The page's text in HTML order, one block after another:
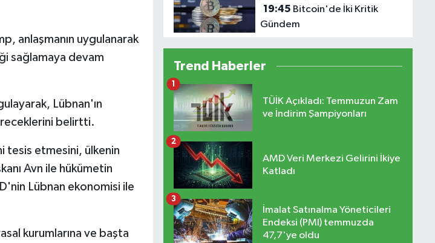
anlaşmanın uygulanarak
sağlamaya devam
Lübnan'ın
belirtti.
tesis etmesini, ülkenin
Avn ile hükümetin
Lübnan ekonomisi ile
kurumlarına ve başta
19:45
Gündem
Trend Haberler
TÜİK Açıkladı: Temmuzun Zam
ve İndirim Şampiyonları
1
AMD Veri Merkezi Gelirini İkiye
Katladı
2
İmalat Satınalma Yöneticileri
Endeksi (PMI) temmuzda
47,7'ye oldu
3